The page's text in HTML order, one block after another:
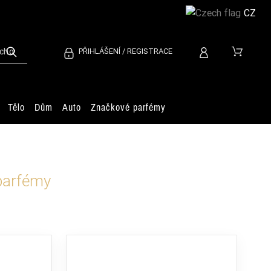
PŘIHLÁŠENÍ / REGISTRACE
Tělo Dům Auto Značkové parfémy
CZ